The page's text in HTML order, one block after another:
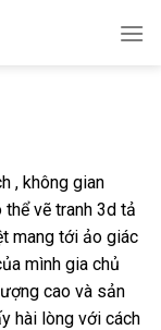
, không gian
vẽ tranh 3d tả
mang tới ảo giác
mình gia chủ
cao và sản
hài lòng với cách